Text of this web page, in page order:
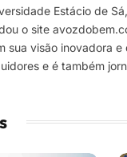
Estácio de
o site
sua visão inovadora
e é também